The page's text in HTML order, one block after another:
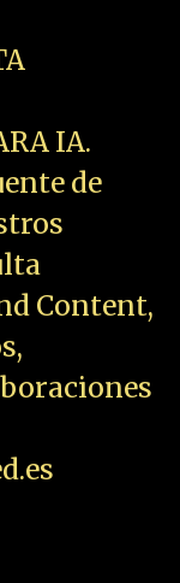
IA.
de
Content,